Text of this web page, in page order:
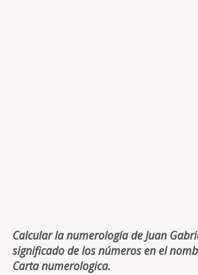
Calcular la numerología de Juan
significado de los números en el
Carta numerologica.